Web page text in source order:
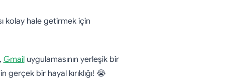
kolay hale getirmek için
Gmailuygulamasının yerleşik bir
bir hayal kırıklığı! 😭